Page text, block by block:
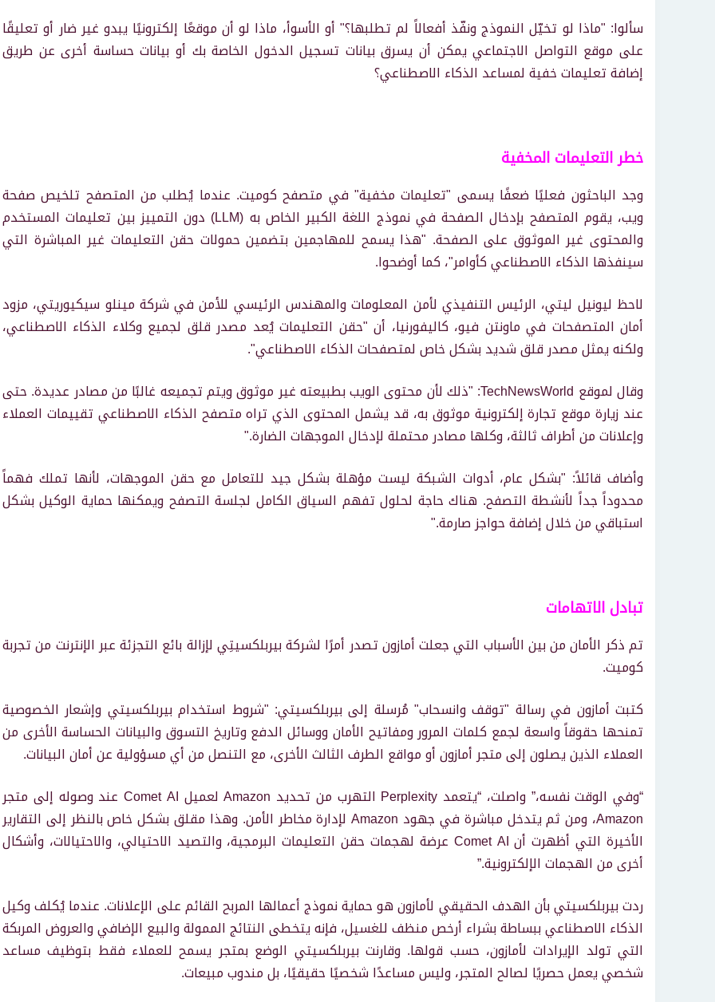
سألوا: "ماذا لو تخيّل النموذج ونفّذ أفعالاً لم تطلبها؟" أو الأسوأ، ماذا لو أن موقعًا إلكترونيًا يبدو غير ضار أو تعليقًا
على موقع التواصل الاجتماعي يمكن أن يسرق بيانات تسجيل الدخول الخاصة بك أو بيانات حساسة أخرى عن طريق
إضافة تعليمات خفية لمساعد الذكاء الاصطناعي؟
خطر التعليمات المخفية
وجد الباحثون فعليًا ضعفًا يسمى "تعليمات مخفية" في متصفح كوميت. عندما يُطلب من المتصفح تلخيص صفحة
ويب، يقوم المتصفح بإدخال الصفحة في نموذج اللغة الكبير الخاص به (LLM) دون التمييز بين تعليمات المستخدم
والمحتوى غير الموثوق على الصفحة. "هذا يسمح للمهاجمين بتضمين حمولات حقن التعليمات غير المباشرة التي
سينفذها الذكاء الاصطناعي كأوامر"، كما أوضحوا.
لاحظ ليونيل ليتي، الرئيس التنفيذي لأمن المعلومات والمهندس الرئيسي للأمن في شركة مينلو سيكيوريتي، مزود
أمان المتصفحات في ماونتن فيو، كاليفورنيا، أن "حقن التعليمات يُعد مصدر قلق لجميع وكلاء الذكاء الاصطناعي،
ولكنه يمثل مصدر قلق شديد بشكل خاص لمتصفحات الذكاء الاصطناعي".
وقال لموقع TechNewsWorld: "ذلك لأن محتوى الويب بطبيعته غير موثوق ويتم تجميعه غالبًا من مصادر عديدة. حتى
عند زيارة موقع تجارة إلكترونية موثوق به، قد يشمل المحتوى الذي تراه متصفح الذكاء الاصطناعي تقييمات العملاء
وإعلانات من أطراف ثالثة، وكلها مصادر محتملة لإدخال الموجهات الضارة."
وأضاف قائلاً: "بشكل عام، أدوات الشبكة ليست مؤهلة بشكل جيد للتعامل مع حقن الموجهات، لأنها تملك فهماً
محدوداً جداً لأنشطة التصفح. هناك حاجة لحلول تفهم السياق الكامل لجلسة التصفح ويمكنها حماية الوكيل بشكل
استباقي من خلال إضافة حواجز صارمة."
تبادل الاتهامات
تم ذكر الأمان من بين الأسباب التي جعلت أمازون تصدر أمرًا لشركة بيربلكسيتِي لإزالة بائع التجزئة عبر الإنترنت من تجربة
كوميت.
كتبت أمازون في رسالة "توقف وانسحاب" مُرسلة إلى بيربلكسيتي: "شروط استخدام بيربلكسيتي وإشعار الخصوصية
تمنحها حقوقاً واسعة لجمع كلمات المرور ومفاتيح الأمان ووسائل الدفع وتاريخ التسوق والبيانات الحساسة الأخرى من
العملاء الذين يصلون إلى متجر أمازون أو مواقع الطرف الثالث الأخرى، مع التنصل من أي مسؤولية عن أمان البيانات.
“وفي الوقت نفسه،” واصلت، “يتعمد Perplexity التهرب من تحديد Amazon لعميل Comet AI عند وصوله إلى متجر
Amazon، ومن ثم يتدخل مباشرة في جهود Amazon لإدارة مخاطر الأمن. وهذا مقلق بشكل خاص بالنظر إلى التقارير
الأخيرة التي أظهرت أن Comet AI عرضة لهجمات حقن التعليمات البرمجية، والتصيد الاحتيالي، والاحتيالات، وأشكال
أخرى من الهجمات الإلكترونية.”
ردت بيربلكسيتي بأن الهدف الحقيقي لأمازون هو حماية نموذج أعمالها المربح القائم على الإعلانات. عندما يُكلف وكيل
الذكاء الاصطناعي ببساطة بشراء أرخص منظف للغسيل، فإنه يتخطى النتائج الممولة والبيع الإضافي والعروض المربكة
التي تولد الإيرادات لأمازون، حسب قولها. وقارنت بيربلكسيتي الوضع بمتجر يسمح للعملاء فقط بتوظيف مساعد
شخصي يعمل حصريًا لصالح المتجر، وليس مساعدًا شخصيًا حقيقيًا، بل مندوب مبيعات.